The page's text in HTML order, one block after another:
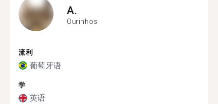
A.
Ourinhos
流利
葡萄牙语
学
英语